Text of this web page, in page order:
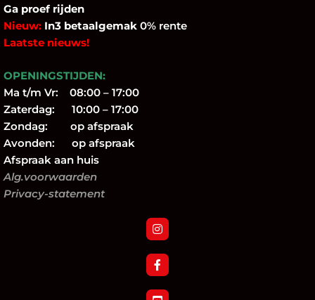
Ga proef rijden
Nieuw: In3 betaalgemak 0% rente
Laatste nieuws!
OPENINGSTIJDEN:
Ma t/m Vr: 08:00 – 17:00
Zaterdag: 10:00 – 17:00
Zondag: op afspraak
Avonden: op afspraak
Afspraak aan huis
Alg.voorwaarden
Privacy-statement